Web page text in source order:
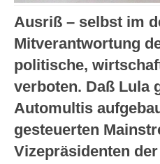
Ausriß – selbst im
Mitverantwortung
politische,
verboten. Daß Lula
Automultis
gesteuerten
Vizepräsidenten